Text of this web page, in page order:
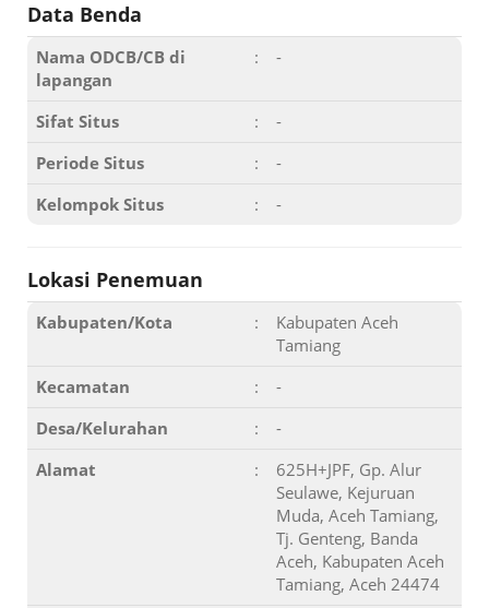
Data Benda
Nama ODCB/CB di
lapangan
: -
Sifat Situs :
-
Periode Situs
:
-
Kelompok Situs
: -
Lokasi Penemuan
Kabupaten/Kota :
Kabupaten Aceh
Tamiang
Kecamatan
:
-
Desa/Kelurahan
:
-
Alamat
:
625H+JPF, Gp. Alur
Seulawe, Kejuruan
Muda, Aceh Tamiang,
Tj. Genteng, Banda
Aceh, Kabupaten Aceh
Tamiang, Aceh 24474